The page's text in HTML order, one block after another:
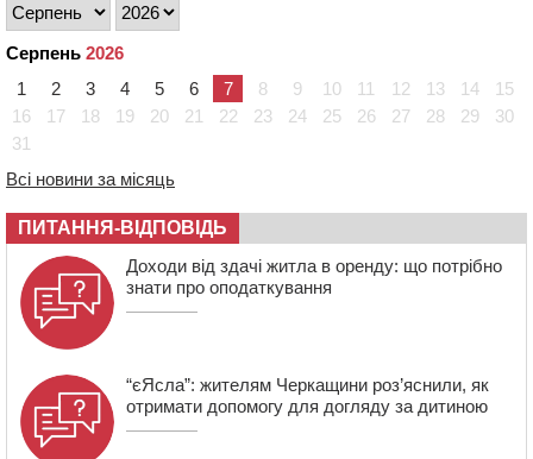
12:57 У Черкасах СБУ викрила прокремлівську
агітаторку, яка закликала до захоплення України
12:50
“Як сказати дитині, що тато загинув?”: для
вихователів Черкащини запускають серію унікальних
тренінгів
торфу
11:35 Від 80 гривень за кілограм: в Україні прогнозують
стрибок цін на гречку
10:56 Захисника зі Звенигородщини, який обороняв
Авдіївку, нагородили “Комбатантським хрестом”
Серпень 2026
1
2 3 4 5 6 7 8 9 10 11 12 13 14
15
16
17 18 19 20 21 22 23 24 25 26 27 28 29
30
31
Всі новини за місяць
ПИТАННЯ-ВІДПОВІДЬ
Доходи від здачі житла в оренду: що потрібно
знати про оподаткування
“єЯсла”: жителям Черкащини роз’яснили, як
отримати допомогу для догляду за дитиною